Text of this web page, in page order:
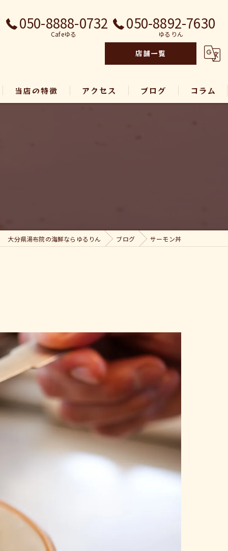
050-8888-0732
Cafeゆる
050-8892-7630
ゆるりん
店舗一覧
当店の特徴 アクセス ブログ コラム
大分県湯布院の海鮮ならゆるりん ブログ サーモン丼